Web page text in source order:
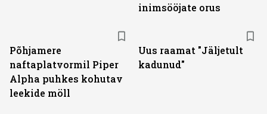
inimsööjate orus
Põhjamere
naftaplatvormil Piper
Alpha puhkes kohutav
leekide möll
Uus raamat "Jäljetult
kadunud"